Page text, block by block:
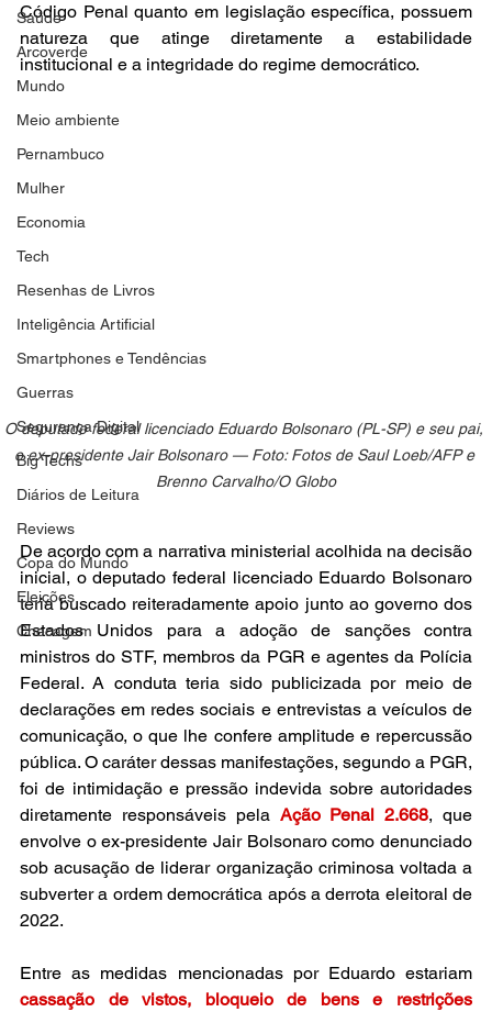
Saúde
Arcoverde
Mundo
Meio ambiente
Pernambuco
Mulher
Economia
Tech
Resenhas de Livros
Inteligência Artificial
Smartphones e Tendências
Guerras
Segurança Digital
Big Techs
Diários de Leitura
Reviews
Copa do Mundo
Eleições
Checagem
Código Penal quanto em legislação específica, possuem
natureza que atinge diretamente a estabilidade
institucional e a integridade do regime democrático.
O deputado federal licenciado Eduardo Bolsonaro (PL-SP) e seu pai,
o ex-presidente Jair Bolsonaro — Foto: Fotos de Saul Loeb/AFP e
Brenno Carvalho/O Globo
De acordo com a narrativa ministerial acolhida na decisão
inicial, o deputado federal licenciado Eduardo Bolsonaro
teria buscado reiteradamente apoio junto ao governo dos
Estados Unidos para a adoção de sanções contra
ministros do STF, membros da PGR e agentes da Polícia
Federal. A conduta teria sido publicizada por meio de
declarações em redes sociais e entrevistas a veículos de
comunicação, o que lhe confere amplitude e repercussão
pública. O caráter dessas manifestações, segundo a PGR,
foi de intimidação e pressão indevida sobre autoridades
diretamente responsáveis pela Ação Penal 2.668, que
envolve o ex-presidente Jair Bolsonaro como denunciado
sob acusação de liderar organização criminosa voltada a
subverter a ordem democrática após a derrota eleitoral de
2022.
cassação de vistos, bloqueio de bens e restrições